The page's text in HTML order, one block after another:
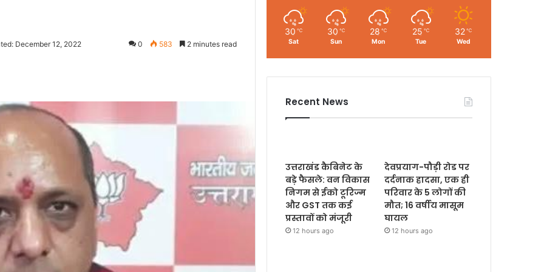
December 12, 2022 0 583 2 minutes read
30 ℃
Sat
30 ℃
Sun
28 ℃
Mon
25 ℃
Tue
32 ℃
Wed
Recent News
उत्तराखंड कैबिनेट के
बड़े फैसले: वन विकास
निगम से ईको टूरिज्म
और GST तक कई
प्रस्तावों को मंजूरी
12 hours ago
देवप्रयाग-पौड़ी रोड पर
दर्दनाक हादसा, एक ही
परिवार के 5 लोगों की
मौत; 16 वर्षीय मासूम
घायल
12 hours ago